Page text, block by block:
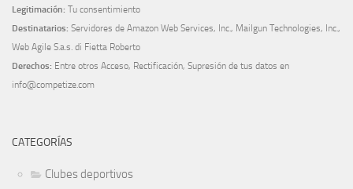
Legitimación: Tu consentimiento
Destinatarios: Servidores de Amazon Web Services, Inc., Mailgun Technologies, Inc.,
Web Agile S.a.s. di Fietta Roberto
Derechos: Entre otros Acceso, Rectificación, Supresión de tus datos en
info@competize.com
CATEGORÍAS
Clubes deportivos